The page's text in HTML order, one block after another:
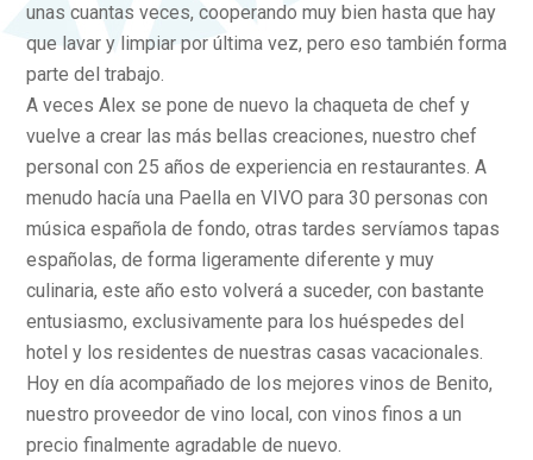
unas cuantas veces, cooperando muy bien hasta que hay
que lavar y limpiar por última vez, pero eso también forma
parte del trabajo.
A veces Alex se pone de nuevo la chaqueta de chef y
vuelve a crear las más bellas creaciones, nuestro chef
personal con 25 años de experiencia en restaurantes. A
menudo hacía una Paella en VIVO para 30 personas con
música española de fondo, otras tardes servíamos tapas
españolas, de forma ligeramente diferente y muy
culinaria, este año esto volverá a suceder, con bastante
entusiasmo, exclusivamente para los huéspedes del
hotel y los residentes de nuestras casas vacacionales.
Hoy en día acompañado de los mejores vinos de Benito,
nuestro proveedor de vino local, con vinos finos a un
precio finalmente agradable de nuevo.